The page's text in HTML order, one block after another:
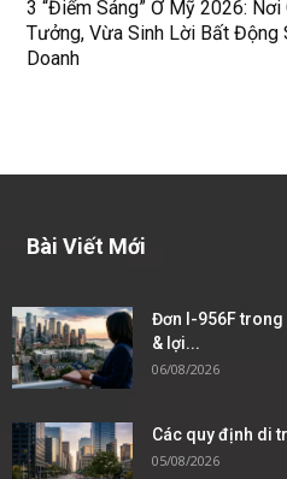
3 “Điểm Sáng” Ở Mỹ 2026:
Tưởng, Vừa Sinh Lời Bất Động
Doanh
Bài Viết Mới
Đơn I-956F trong
& lợi...
06/08/2026
Các quy định di
05/08/2026